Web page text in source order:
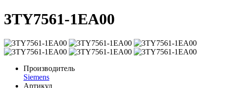
3TY7561-1EA00
Производитель
Siemens
Артикул